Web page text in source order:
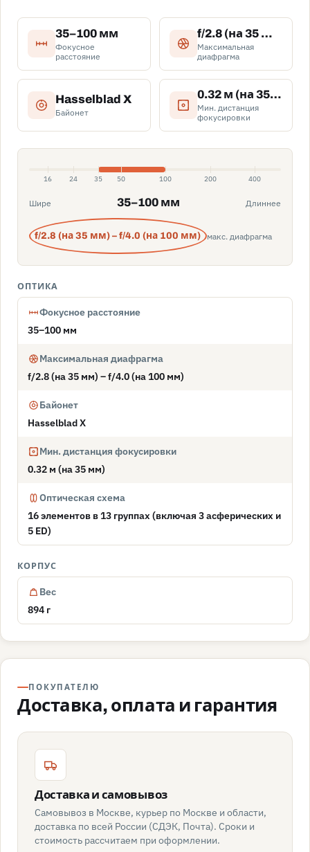
35–100 мм
Фокусное
расстояние
f/2.8 (на 35 мм) – f/4.0 (на 100 мм)
Максимальная
диафрагма
Hasselblad X
Байонет
0.32 м (на 35 мм)
Мин. дистанция
фокусировки
16 24 35 50 100 200 400
Шире 35–100 мм Длиннее
f/2.8 (на 35 мм) – f/4.0 (на 100 мм) макс. диафрагма
ОПТИКА
Фокусное расстояние
35–100 мм
Максимальная диафрагма
f/2.8 (на 35 мм) – f/4.0 (на 100 мм)
Байонет
Hasselblad X
Мин. дистанция фокусировки
0.32 м (на 35 мм)
Оптическая схема
16 элементов в 13 группах (включая 3 асферических и
5 ED)
КОРПУС
Вес
894 г
ПОКУПАТЕЛЮ
Доставка, оплата и гарантия
Доставка и самовывоз
Самовывоз в Москве, курьер по Москве и области,
доставка по всей России (СДЭК, Почта). Сроки и
стоимость рассчитаем при оформлении.